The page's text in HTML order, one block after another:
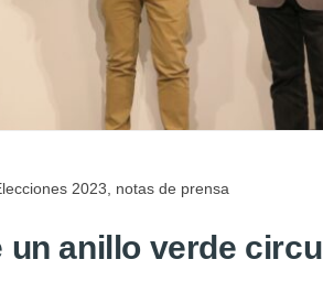
2023 notas de prensa
anillo verde